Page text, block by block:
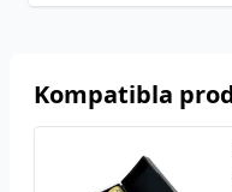
Kompatibla